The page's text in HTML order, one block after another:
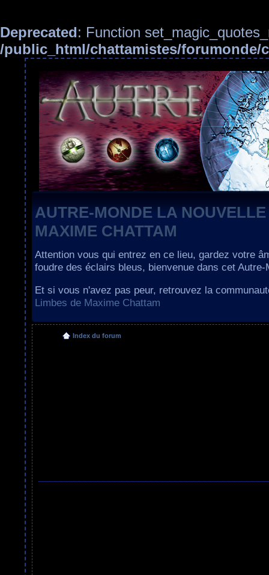
Deprecated: Function
/public_html/chattamistes/forumonde/
AUTRE-MONDE LA
MAXIME CHATTAM
Attention vous qui entrez en ce lieu, gardez votre
foudre des éclairs bleus, bienvenue dans cet Autre-
Et si vous n'avez pas peur, retrouvez la
Limbes de Maxime Chattam
Index du forum